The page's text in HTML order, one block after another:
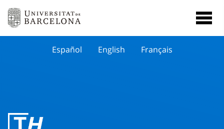
Español English Français